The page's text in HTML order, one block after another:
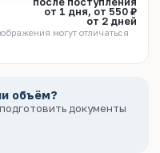
от 1 дня, от 550 ₽
от 2 дней
могут отличаться
объём?
документы